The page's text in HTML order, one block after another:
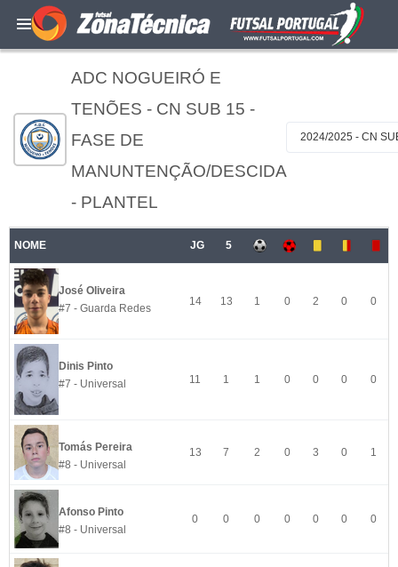
ADC NOGUEIRÓ E
TENÕES - CN SUB 15 -
FASE DE
MANUNTENÇÃO/DESCIDA
- PLANTEL
2024/2025 - CN
NOME JG 5
José Oliveira
#7 - Guarda Redes
14 13 1 0 2 0 0
Dinis Pinto
#7 - Universal
11 1 1 0 0 0 0
Tomás Pereira
#8 - Universal
13 7 2 0 3 0 1
Afonso Pinto
#8 - Universal
0 0 0 0 0 0 0